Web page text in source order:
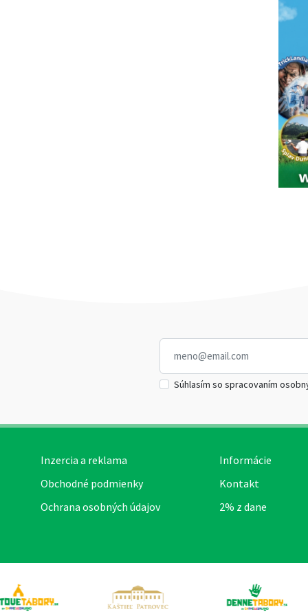
Súhlasím so spracovaním
Inzercia a reklama
Obchodné podmienky
Ochrana osobných údajov
Informácie
Kontakt
2% z dane